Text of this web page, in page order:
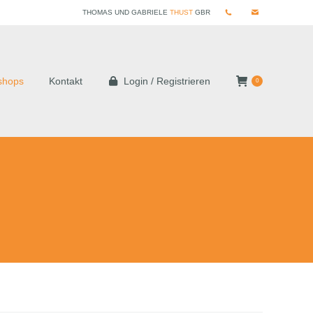
THOMAS UND GABRIELE THUST GBR
Kontakt Login / Registrieren 0